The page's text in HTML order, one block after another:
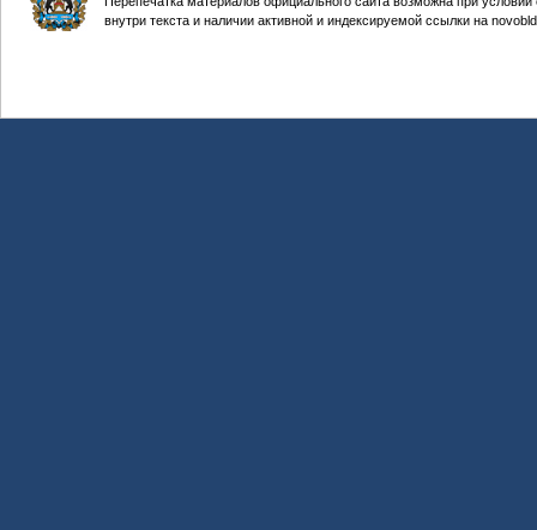
внутри текста и наличии активной и индексируемой ссылки на